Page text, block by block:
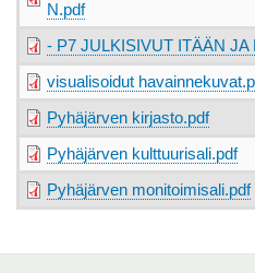
N.pdf
- P7 JULKISIVUT ITÄÄN JA
visualisoidut
Pyhäjärven kirjasto.pdf
Pyhäjärven kulttuurisali.pdf
Pyhäjärven monitoimisali.pdf